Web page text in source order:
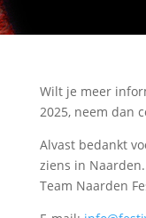
Wilt je meer
2025, neem dan
Alvast bedankt
ziens in Naarden.
Team Naarden